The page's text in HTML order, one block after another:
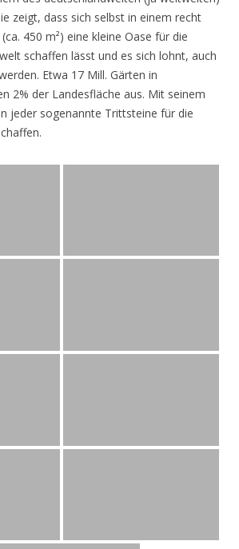
zeigt, dass sich selbst in einem recht
450 m²) eine kleine Oase für die
schaffen lässt und es sich lohnt, auch
Etwa 17 Mill. Gärten in
2% der Landesfläche aus. Mit seinem
jeder sogenannte Trittsteine für die